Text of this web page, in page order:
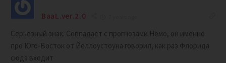
BaaL.ver.2.0
Серьезный знак. Совпадает с прогнозами Немо, он именно
про Юго-Восток от Йеллоустоуна говорил, как раз Флорида
сюда входит